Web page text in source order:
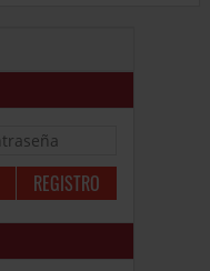
REGISTRO